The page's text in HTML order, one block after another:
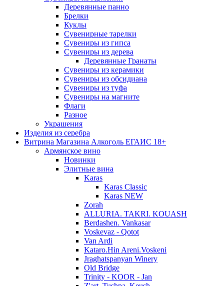
Деревянные панно
Брелки
Куклы
Сувенирные тарелки
Сувениры из гипса
Сувениры из дерева
Деревянные Гранаты
Сувениры из керамики
Сувениры из обсидиана
Сувениры из туфа
Сувениры на магните
Флаги
Разное
Украшения
Изделия из серебра
Витрина Магазина Алкоголь ЕГАИС 18+
Армянское вино
Новинки
Элитные вина
Karas
Karas Classic
Karas NEW
Zorah
ALLURIA. TAKRI. KOUASH
Berdashen. Vankasar
Voskevaz - Qotot
Van Ardi
Kataro.Hin Areni.Voskeni
Jraghatspanyan Winery
Old Bridge
Trinity - KOOR - Jan